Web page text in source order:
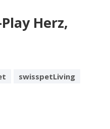
Herz,
swisspetLiving